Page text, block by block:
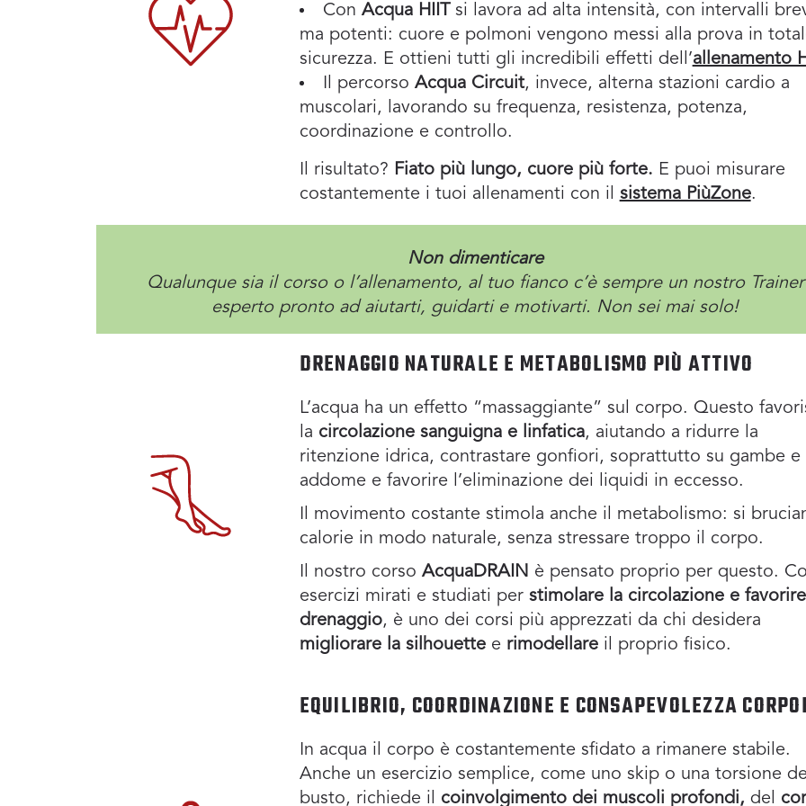
Con Acqua HIIT si lavora ad alta intensità, con intervalli
ma potenti: cuore e polmoni vengono messi alla prova in
sicurezza. E ottieni tutti gli incredibili effetti dell’allenamento
Il percorso Acqua Circuit, invece, alterna stazioni cardio a
muscolari, lavorando su frequenza, resistenza, potenza,
coordinazione e controllo.
Il risultato? Fiato più lungo, cuore più forte. E puoi misurare
costantemente i tuoi allenamenti con il sistema PiùZone.
Non dimenticare
Qualunque sia il corso o l’allenamento, al tuo fianco c’è sempre un nostro Trainer
esperto pronto ad aiutarti, guidarti e motivarti. Non sei mai solo!
DRENAGGIO NATURALE E METABOLISMO PIÙ ATTIVO
L’acqua ha un effetto “massaggiante” sul corpo. Questo
la circolazione sanguigna e linfatica, aiutando a ridurre la
ritenzione idrica, contrastare gonfiori, soprattutto su gambe e
addome e favorire l’eliminazione dei liquidi in eccesso.
Il movimento costante stimola anche il metabolismo: si
calorie in modo naturale, senza stressare troppo il corpo.
Il nostro corso AcquaDRAIN è pensato proprio per questo.
esercizi mirati e studiati per stimolare la circolazione e
drenaggio, è uno dei corsi più apprezzati da chi desidera
migliorare la silhouettee rimodellareil proprio fisico.
EQUILIBRIO, COORDINAZIONE E CONSAPEVOLEZZA
In acqua il corpo è costantemente sfidato a rimanere stabile.
Anche un esercizio semplice, come uno skip o una torsione
busto, richiede il coinvolgimento dei muscoli profondi, del